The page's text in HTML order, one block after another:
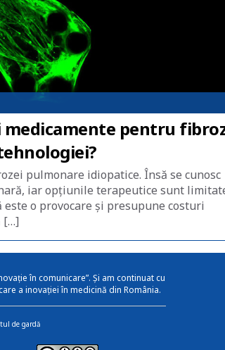
medicamente pentru
pulmonare idiopatice. Însă se cunosc
iar opțiunile terapeutice sunt
o provocare și presupune costuri
[…]
în comunicare”. Și am continuat cu
a inovației în medicină din România.
de gardă